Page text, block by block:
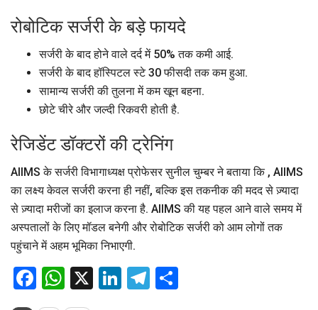
रोबोटिक सर्जरी के बड़े फायदे
सर्जरी के बाद होने वाले दर्द में 50% तक कमी आई.
सर्जरी के बाद हॉस्पिटल स्टे 30 फीसदी तक कम हुआ.
सामान्य सर्जरी की तुलना में कम खून बहना.
छोटे चीरे और जल्दी रिकवरी होती है.
रेजिडेंट डॉक्टरों की ट्रेनिंग
AIIMS के सर्जरी विभागाध्यक्ष प्रोफेसर सुनील चुम्बर ने बताया कि , AIIMS
का लक्ष्य केवल सर्जरी करना ही नहीं, बल्कि इस तकनीक की मदद से ज़्यादा
से ज़्यादा मरीजों का इलाज करना है. AIIMS की यह पहल आने वाले समय में
अस्पतालों के लिए मॉडल बनेगी और रोबोटिक सर्जरी को आम लोगों तक
पहुंचाने में अहम भूमिका निभाएगी.
Facebook
WhatsApp
X LinkedIn
Telegram